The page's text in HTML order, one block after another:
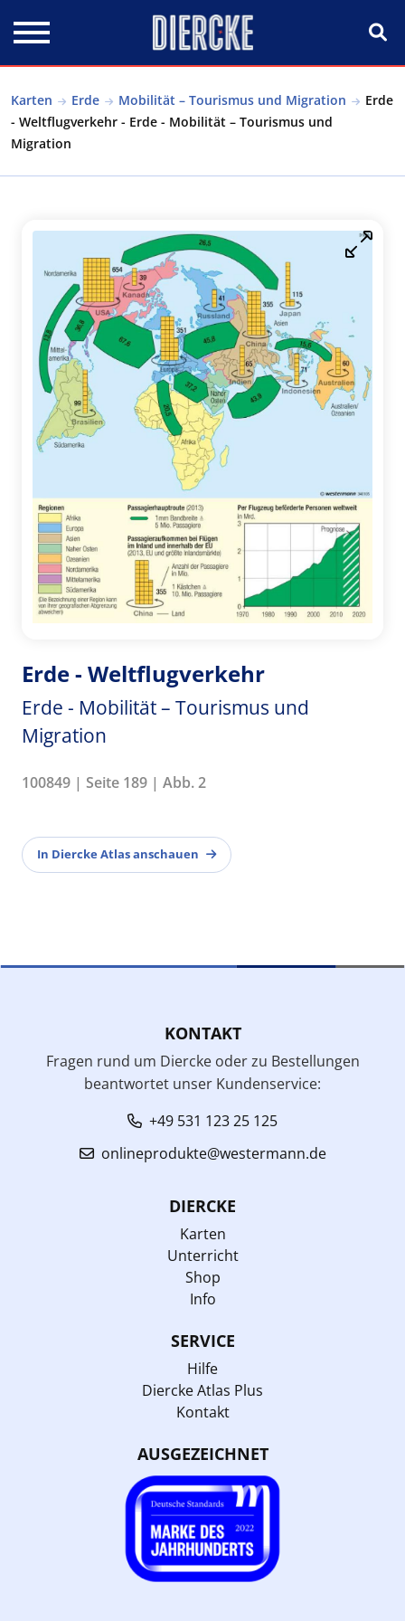
Karten Erde Mobilität – Tourismus und Migration
Erde
- Weltflugverkehr - Erde - Mobilität – Tourismus und
Migration
Erde - Weltflugverkehr
Erde - Mobilität – Tourismus und
Migration
100849 | Seite 189 | Abb. 2
In Diercke Atlas anschauen
KONTAKT
Fragen rund um Diercke oder zu Bestellungen
beantwortet unser Kundenservice:
+49 531 123 25 125
onlineprodukte@westermann.de
DIERCKE
Karten
Unterricht
Shop
Info
SERVICE
Hilfe
Diercke Atlas Plus
Kontakt
AUSGEZEICHNET